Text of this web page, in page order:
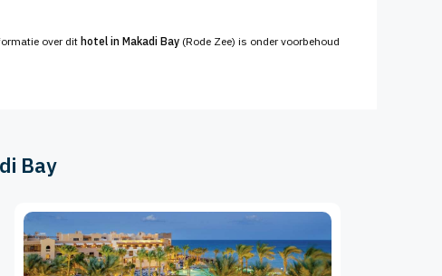
over dit hotel in Makadi Bay (Rode Zee) is onder voorbehoud
Bay